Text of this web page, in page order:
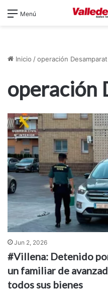
Menú
Inicio /operación Desamparat
operación
Jun 2, 2026
#Villena: Detenido
un familiar de
todos sus bienes